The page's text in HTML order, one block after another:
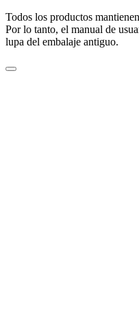
Todos los productos
Por lo tanto, el manual de
lupa del embalaje antiguo.